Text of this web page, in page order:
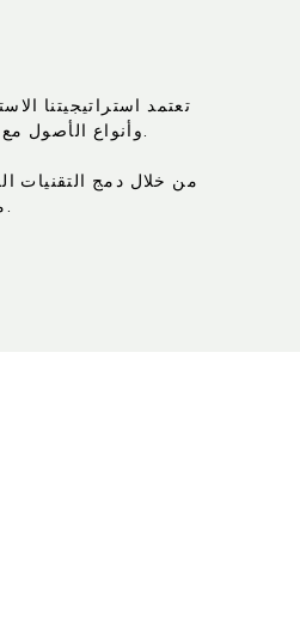
تعتمد استراتيجيتنا
وأنواع الأصول مع التركيز على النمو المستدام وخلق القيمة على المدى الطويل.
من خلال دمج التقنيات
مالية قوية إلى جانب المساهمات الثقافية والبيئية ذات المغزى.